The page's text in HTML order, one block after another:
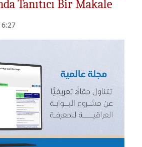
Tanıtıcı Bir Makale